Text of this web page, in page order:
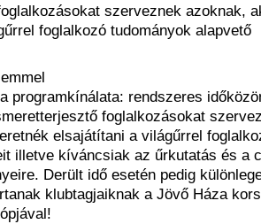
szerveznek azoknak,
foglalkozó tudományok alapvető
programkínálata: rendszeres
foglalkozásokat
elsajátítani a világűrrel
illetve kíváncsiak az űrkutatás és a
Derült idő esetén pedig
klubtagjaiknak a Jövő Háza